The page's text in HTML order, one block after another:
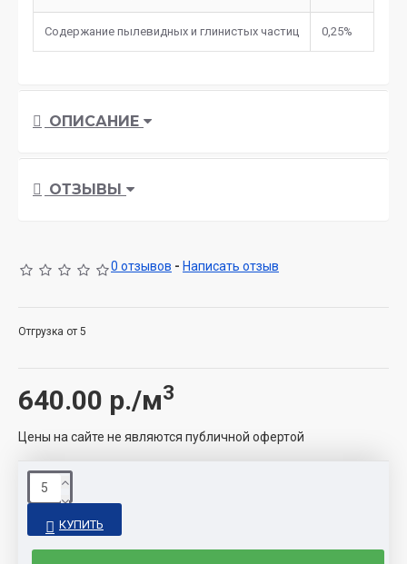
Содержание пылевидных и глинистых частиц 0,25%
ОПИСАНИЕ
ОТЗЫВЫ
0 отзывов - Написать отзыв
640.00 р./м3
Отгрузка от 5
Цены на сайте не являются публичной офертой
КУПИТЬ